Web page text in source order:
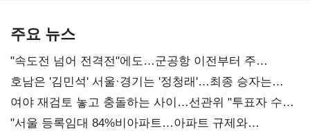
주요 뉴스
"속도전 넘어 전격전"에도…군공항 이전부터 주
52시간까지 '뇌관'
호남은 '김민석' 서울·경기는 '정청래'…최종 승자는
'안갯속'
여야 재검토 놓고 충돌하는 사이…선관위 "투표자 수
오차 당연"
"서울 등록임대 84%비아파트…아파트 규제와